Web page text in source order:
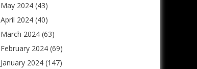
May 2024(43)
April 2024(40)
March 2024(63)
February 2024(69)
January 2024(147)